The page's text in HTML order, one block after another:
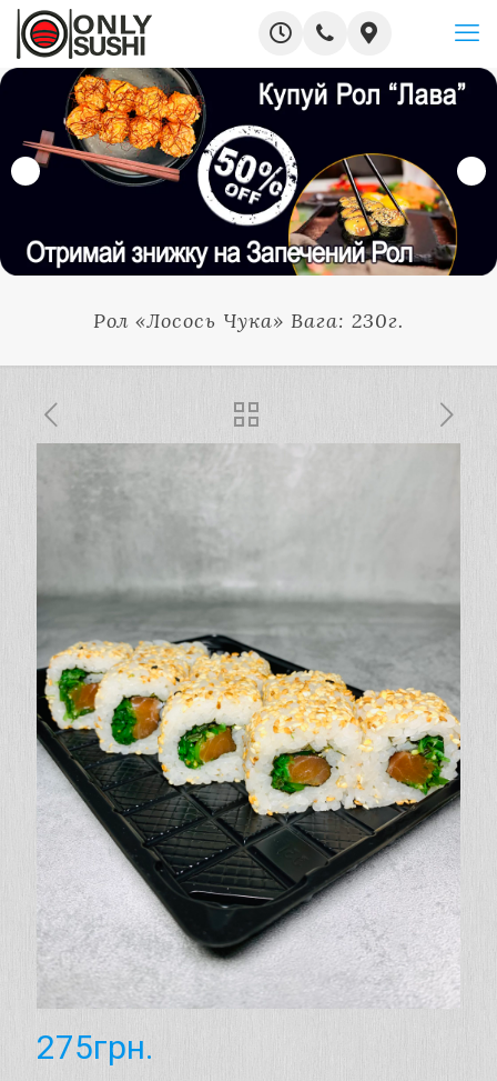
Рол «Лосось Чука» Вага: 230г.
275грн.